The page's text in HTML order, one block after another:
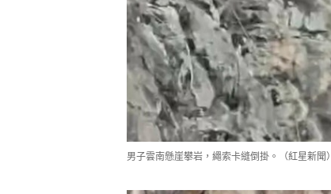
男子雲南懸崖攀岩，繩索卡縫倒掛。（紅星新聞）